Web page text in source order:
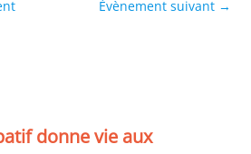
Évènement suivant →
donne vie aux